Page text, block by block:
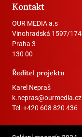
Kontakt
OUR MEDIA a.s
Vinohradská 1597/174
Praha 3
130 00
Ředitel projektu
Karel Nepraš
k.nepras@ourmedia.cz
Tel:+420 608 820 436